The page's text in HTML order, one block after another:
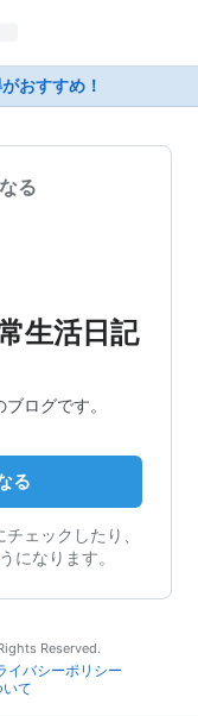
おすすめ！
る
生活日記
ログです。
る
ェックしたり、
になります。
Reserved.
イバシーポリシー
て